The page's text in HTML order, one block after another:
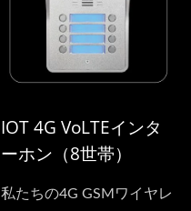
IOT 4G VoLTEインタ
ーホン（8世帯）
私たちの4G GSMワイヤレ